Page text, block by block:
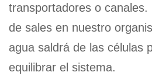
transportadores o canales.
de sales en nuestro
agua saldrá de las células
equilibrar el sistema.